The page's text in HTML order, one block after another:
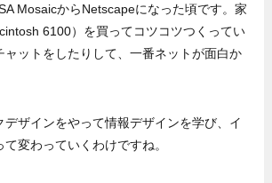
MosaicからNetscapeになった頃です。家
6100）を買ってコツコツつくってい
ャットをしたりして、一番ネットが面白か
デザインをやって情報デザインを学び、イ
変わっていくわけですね。